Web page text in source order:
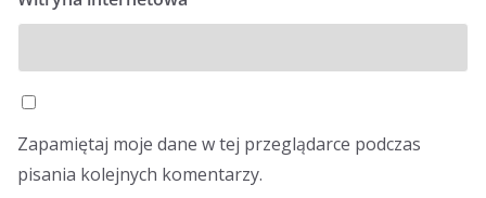
Zapamiętaj moje dane w tej przeglądarce podczas
pisania kolejnych komentarzy.